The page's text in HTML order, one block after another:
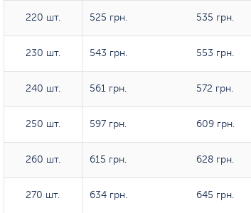
220 шт.
230 шт.
240 шт.
250 шт.
260 шт.
270 шт.
220 шт. 525 грн. 535 грн.
230 шт. 543 грн. 553 грн.
240 шт. 561 грн. 572 грн.
250 шт. 597 грн. 609 грн.
260 шт. 615 грн. 628 грн.
270 шт. 634 грн. 645 грн.